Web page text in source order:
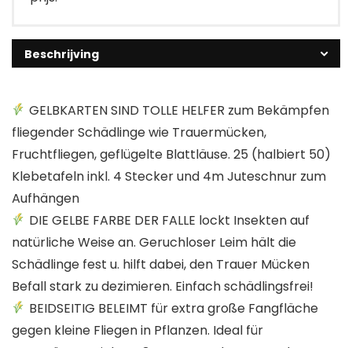
Beschrijving
GELBKARTEN SIND TOLLE HELFER zum Bekämpfen
fliegender Schädlinge wie Trauermücken,
Fruchtfliegen, geflügelte Blattläuse. 25 (halbiert 50)
Klebetafeln inkl. 4 Stecker und 4m Juteschnur zum
Aufhängen
DIE GELBE FARBE DER FALLE lockt Insekten auf
natürliche Weise an. Geruchloser Leim hält die
Schädlinge fest u. hilft dabei, den Trauer Mücken
Befall stark zu dezimieren. Einfach schädlingsfrei!
BEIDSEITIG BELEIMT für extra große Fangfläche
gegen kleine Fliegen in Pflanzen. Ideal für